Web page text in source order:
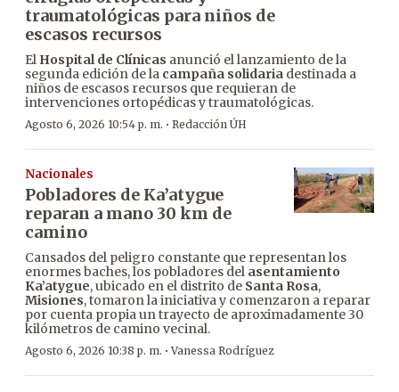
traumatológicas para niños de
escasos recursos
El Hospital de Clínicas anunció el lanzamiento de la
segunda edición de la campaña solidaria destinada a
niños de escasos recursos que requieran de
intervenciones ortopédicas y traumatológicas.
Agosto 6, 2026 10:54 p. m. · Redacción ÚH
Nacionales
Pobladores de Ka’atygue
reparan a mano 30 km de
camino
Cansados del peligro constante que representan los
enormes baches, los pobladores del asentamiento
Ka’atygue, ubicado en el distrito de Santa Rosa,
Misiones, tomaron la iniciativa y comenzaron a reparar
por cuenta propia un trayecto de aproximadamente 30
kilómetros de camino vecinal.
Agosto 6, 2026 10:38 p. m. ·Vanessa Rodríguez